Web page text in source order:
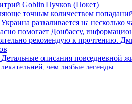
Goblin Пучков (Покет)
точным количеством попаданий
разваливается на несколько
помогает Донбассу,
рекомендую к прочтению.
Детальные описания повседневной
чем любые легенды.